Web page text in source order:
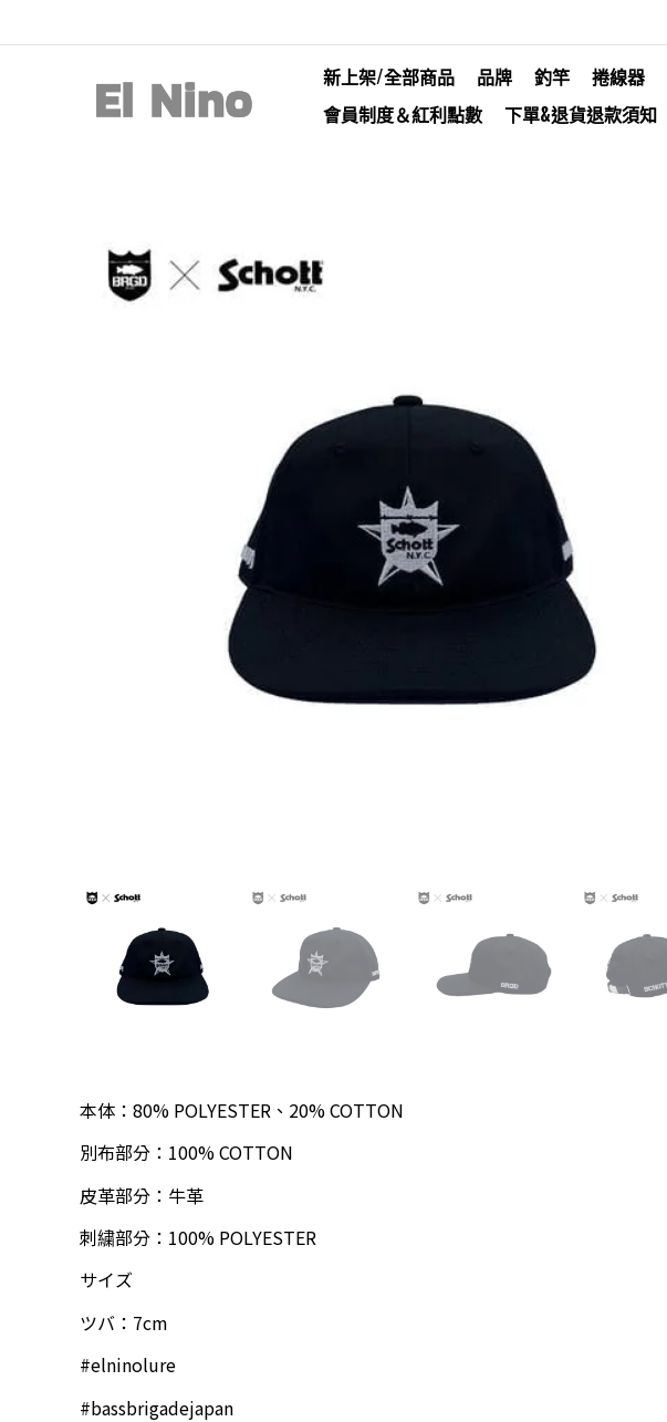
新上架/全部商品 品牌 釣竿 捲線器
會員制度＆紅利點數
下單&退貨退款須知
本体：80% POLYESTER、20% COTTON
別布部分：100% COTTON
皮革部分：牛革
刺繍部分：100% POLYESTER
サイズ
ツバ：7cm
#elninolure
#bassbrigadejapan